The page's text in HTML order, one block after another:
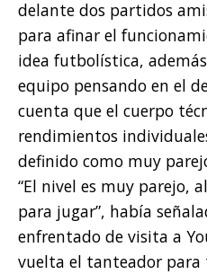
delante dos partidos
para afinar el
idea futbolística,
equipo pensando en el
cuenta que el cuerpo
rendimientos
definido como muy
“El nivel es muy parejo,
para jugar”, había
enfrentado de visita a
vuelta el tanteador